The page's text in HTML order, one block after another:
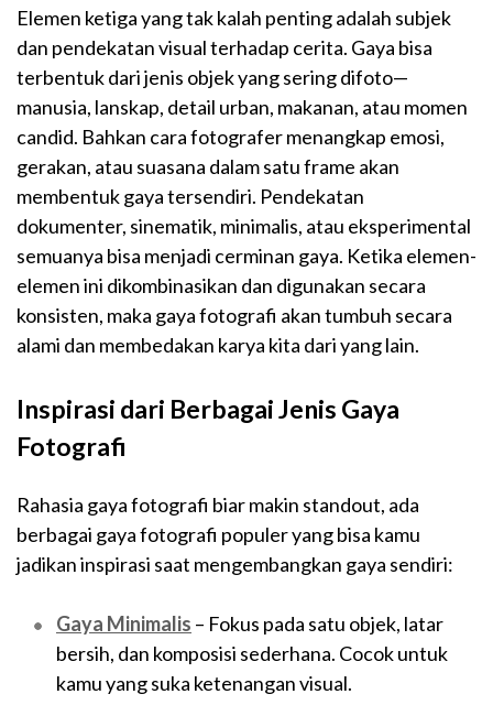
Elemen ketiga yang tak kalah penting adalah subjek
dan pendekatan visual terhadap cerita. Gaya bisa
terbentuk dari jenis objek yang sering difoto—
manusia, lanskap, detail urban, makanan, atau momen
candid. Bahkan cara fotografer menangkap emosi,
gerakan, atau suasana dalam satu frame akan
membentuk gaya tersendiri. Pendekatan
dokumenter, sinematik, minimalis, atau eksperimental
semuanya bisa menjadi cerminan gaya. Ketika elemen-
elemen ini dikombinasikan dan digunakan secara
konsisten, maka gaya fotografi akan tumbuh secara
alami dan membedakan karya kita dari yang lain.
Inspirasi dari Berbagai Jenis Gaya
Fotografi
Rahasia gaya fotografi biar makin standout, ada
berbagai gaya fotografi populer yang bisa kamu
jadikan inspirasi saat mengembangkan gaya sendiri:
Gaya Minimalis – Fokus pada satu objek, latar
bersih, dan komposisi sederhana. Cocok untuk
kamu yang suka ketenangan visual.